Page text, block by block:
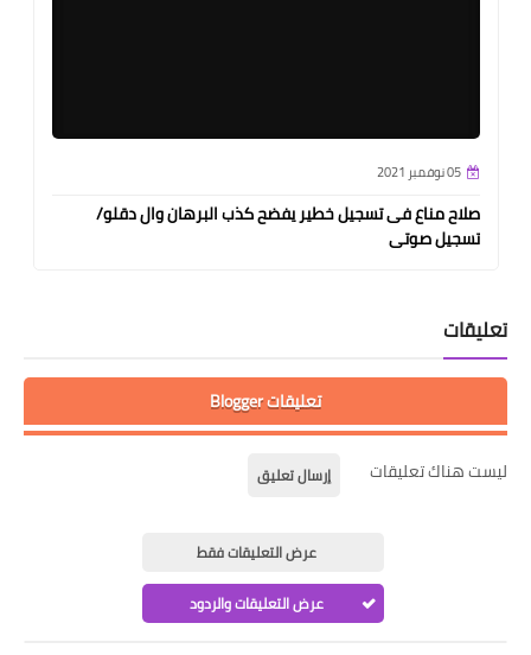
05 نوفمبر 2021
صلاح مناع فى تسجيل خطير يفضح كذب البرهان وال دقلو/
تسجيل صوتى
تعليقات
تعليقات Blogger
ليست هناك تعليقات إرسال تعليق
عرض التعليقات فقط
عرض التعليقات والردود